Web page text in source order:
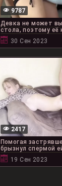
9787
Девка не может
стола, поэтому её
30 Сен 2023
2417
Помогая
брызнул спермой
19 Сен 2023